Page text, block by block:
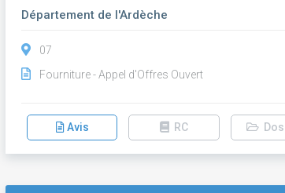
Département de l'Ardèche
07
Fourniture - Appel d'Offres Ouvert
Avis RC